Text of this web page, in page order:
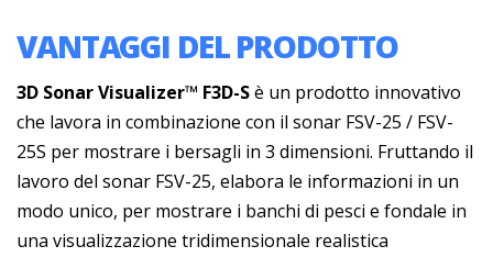
VANTAGGI DEL PRODOTTO
3D Sonar Visualizer™ F3D-Sè un prodotto innovativo
che lavora in combinazione con il sonar FSV-25 / FSV-
25S per mostrare i bersagli in 3 dimensioni. Fruttando il
lavoro del sonar FSV-25, elabora le informazioni in un
modo unico, per mostrare i banchi di pesci e fondale in
una visualizzazione tridimensionale realistica